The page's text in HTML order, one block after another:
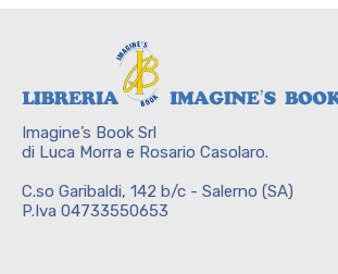
Imagine’s Book Srl
di Luca Morra e Rosario Casolaro.
C.so Garibaldi, 142 b/c - Salerno (SA)
P.Iva 04733550653